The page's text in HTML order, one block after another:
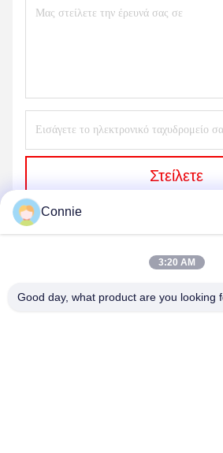
Στείλετε
Connie
3:20 AM
Good day, what product are you looking